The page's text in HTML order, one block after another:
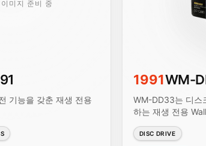
미지 준비 중
기능을 갖춘 재생 전용
1991WM-
WM-DD33는 디스
하는 재생 전용
DISC DRIVE